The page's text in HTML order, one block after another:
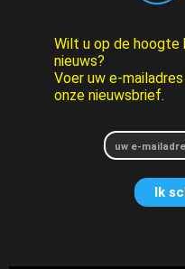
Wilt u op de hoogte
nieuws?
Voer uw e-
onze nieuwsbrief.